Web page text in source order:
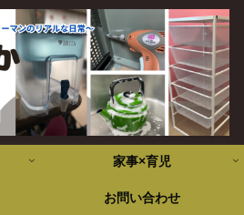
家事×育児
お問い合わせ